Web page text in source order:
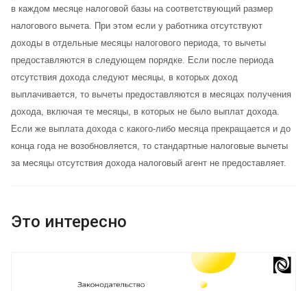
в каждом месяце налоговой базы на соответствующий размер
налогового вычета. При этом если у работника отсутствуют
доходы в отдельные месяцы налогового периода, то вычеты
предоставляются в следующем порядке. Если после периода
отсутствия дохода следуют месяцы, в которых доход
выплачивается, то вычеты предоставляются в месяцах получения
дохода, включая те месяцы, в которых не было выплат дохода.
Если же выплата дохода с какого-либо месяца прекращается и до
конца года не возобновляется, то стандартные налоговые вычеты
за месяцы отсутствия дохода налоговый агент не предоставляет.
Это интересно